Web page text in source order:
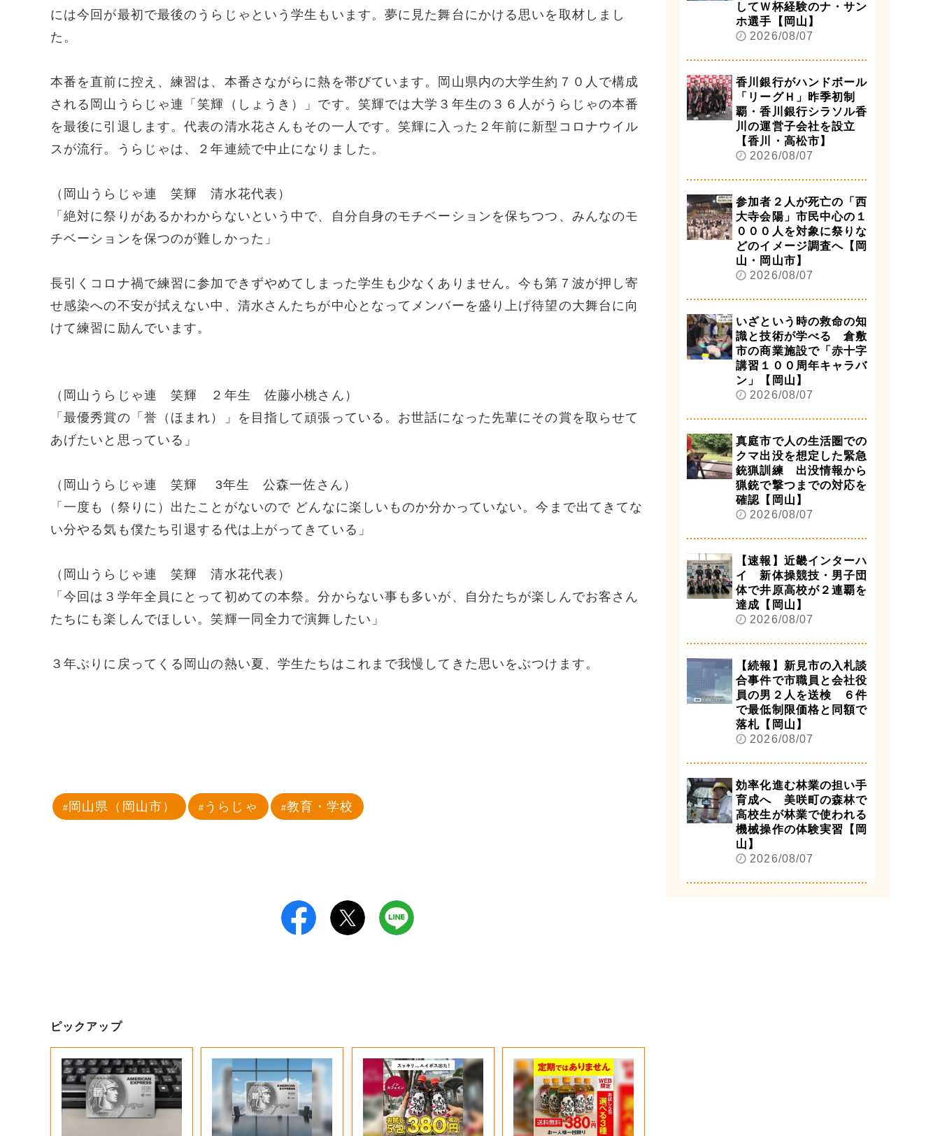
には今回が最初で最後のうらじゃという学生もいます。夢に見た舞台にかける思いを取材しまし
た。
本番を直前に控え、練習は、本番さながらに熱を帯びています。岡山県内の大学生約７０人で構成
される岡山うらじゃ連「笑輝（しょうき）」です。笑輝では大学３年生の３６人がうらじゃの本番
を最後に引退します。代表の清水花さんもその一人です。笑輝に入った２年前に新型コロナウイル
スが流行。うらじゃは、２年連続で中止になりました。
（岡山うらじゃ連 笑輝 清水花代表）
「絶対に祭りがあるかわからないという中で、自分自身のモチベーションを保ちつつ、みんなのモ
チベーションを保つのが難しかった」
長引くコロナ禍で練習に参加できずやめてしまった学生も少なくありません。今も第７波が押し寄
せ感染への不安が拭えない中、清水さんたちが中心となってメンバーを盛り上げ待望の大舞台に向
けて練習に励んでいます。
（岡山うらじゃ連 笑輝 ２年生 佐藤小桃さん）
「最優秀賞の「誉（ほまれ）」を目指して頑張っている。お世話になった先輩にその賞を取らせて
あげたいと思っている」
（岡山うらじゃ連 笑輝 3年生 公森一佐さん）
「一度も（祭りに）出たことがないので どんなに楽しいものか分かっていない。今まで出てきてな
い分やる気も僕たち引退する代は上がってきている」
（岡山うらじゃ連 笑輝 清水花代表）
「今回は３学年全員にとって初めての本祭。分からない事も多いが、自分たちが楽しんでお客さん
たちにも楽しんでほしい。笑輝一同全力で演舞したい」
３年ぶりに戻ってくる岡山の熱い夏、学生たちはこれまで我慢してきた思いをぶつけます。
岡山県（岡山市） うらじゃ 教育・学校
ピックアップ
してＷ杯経験のナ・サン
ホ選手【岡山】
2026/08/07
香川銀行がハンドボール
「リーグＨ」昨季初制
覇・香川銀行シラソル香
川の運営子会社を設立
【香川・高松市】
2026/08/07
参加者２人が死亡の「西
大寺会陽」市民中心の１
０００人を対象に祭りな
どのイメージ調査へ【岡
山・岡山市】
2026/08/07
いざという時の救命の知
識と技術が学べる 倉敷
市の商業施設で「赤十字
講習１００周年キャラバ
ン」【岡山】
2026/08/07
真庭市で人の生活圏での
クマ出没を想定した緊急
銃猟訓練 出没情報から
猟銃で撃つまでの対応を
確認【岡山】
2026/08/07
【速報】近畿インターハ
イ 新体操競技・男子団
体で井原高校が２連覇を
達成【岡山】
2026/08/07
【続報】新見市の入札談
合事件で市職員と会社役
員の男２人を送検 ６件
で最低制限価格と同額で
落札【岡山】
2026/08/07
効率化進む林業の担い手
育成へ 美咲町の森林で
高校生が林業で使われる
機械操作の体験実習【岡
山】
2026/08/07